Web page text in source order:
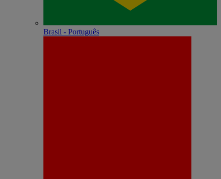
Brasil - Português